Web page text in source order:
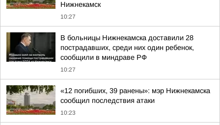
Нижнекамск
10:27
В больницы Нижнекамска доставили 28
пострадавших, среди них один ребенок,
сообщили в миндраве РФ
10:27
«12 погибших, 39 ранены»: мэр Нижнекамска
сообщил последствия атаки
10:23